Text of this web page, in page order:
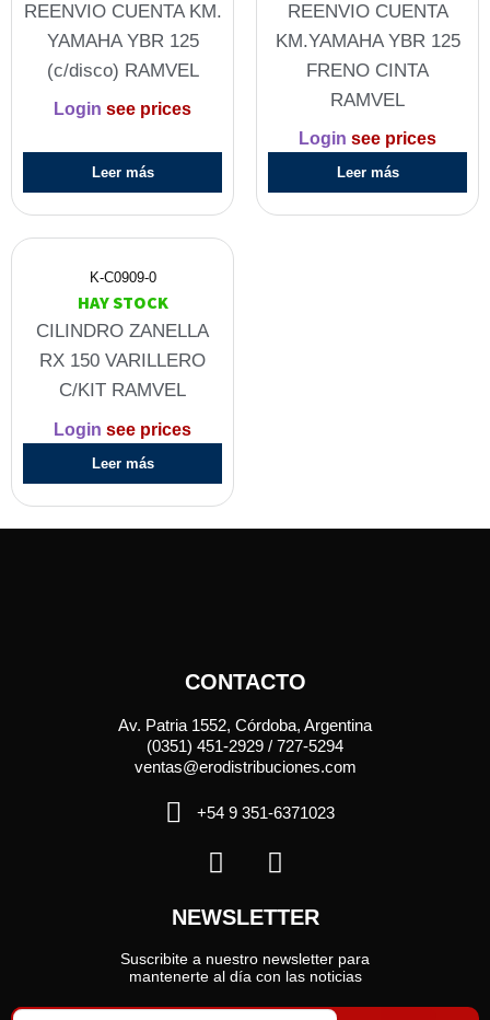
REENVIO CUENTA KM.
YAMAHA YBR 125
(c/disco) RAMVEL
Login see prices
Leer más
REENVIO CUENTA
KM.YAMAHA YBR 125
FRENO CINTA
RAMVEL
Login see prices
Leer más
K-C0909-0
HAY STOCK
CILINDRO ZANELLA
RX 150 VARILLERO
C/KIT RAMVEL
Login see prices
Leer más
CONTACTO
Av. Patria 1552, Córdoba, Argentina
(0351) 451-2929 / 727-5294
ventas@erodistribuciones.com
+54 9 351-6371023
NEWSLETTER
Suscribite a nuestro newsletter para
mantenerte al día con las noticias